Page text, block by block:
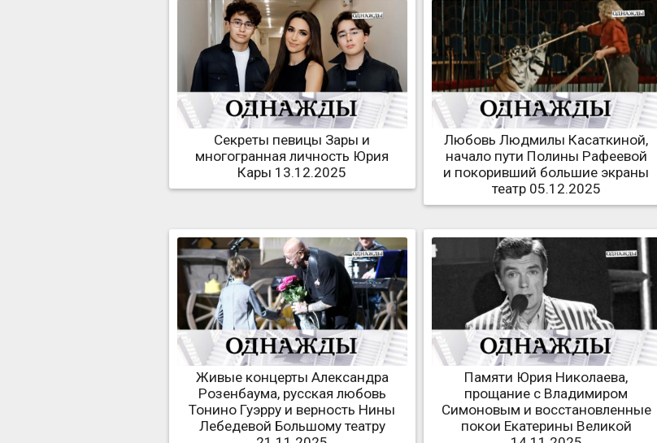
Секреты певицы Зары и
многогранная личность Юрия
Кары 13.12.2025
Любовь Людмилы Касаткиной,
начало пути Полины Рафеевой
и покоривший большие экраны
театр 05.12.2025
Живые концерты Александра
Розенбаума, русская любовь
Тонино Гуэрру и верность Нины
Лебедевой Большому театру
Памяти Юрия Николаева,
прощание с Владимиром
Симоновым и восстановленные
покои Екатерины Великой